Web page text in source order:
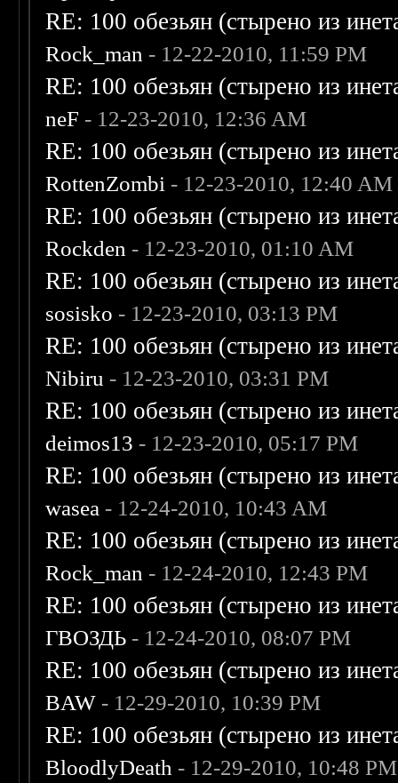
RE: 100 обезьян (стырено из
Rock_man - 12-22-2010, 11:59 PM
RE: 100 обезьян (стырено из
neF - 12-23-2010, 12:36 AM
RE: 100 обезьян (стырено из
RottenZombi - 12-23-2010, 12:40 AM
RE: 100 обезьян (стырено из
Rockden - 12-23-2010, 01:10 AM
RE: 100 обезьян (стырено из
sosisko - 12-23-2010, 03:13 PM
RE: 100 обезьян (стырено из
Nibiru - 12-23-2010, 03:31 PM
RE: 100 обезьян (стырено из
deimos13 - 12-23-2010, 05:17 PM
RE: 100 обезьян (стырено из
wasea - 12-24-2010, 10:43 AM
RE: 100 обезьян (стырено из
Rock_man - 12-24-2010, 12:43 PM
RE: 100 обезьян (стырено из
ГВОЗДЬ - 12-24-2010, 08:07 PM
RE: 100 обезьян (стырено из
BAW - 12-29-2010, 10:39 PM
RE: 100 обезьян (стырено из
BloodlyDeath - 12-29-2010, 10:48 PM